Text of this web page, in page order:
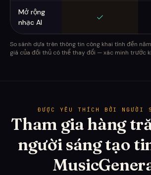
Mở rộng
nhạc AI
So sánh dựa trên thông tin công khai tính đến
giá của đối thủ có thể thay đổi — xác minh trước
ĐƯỢC YÊU THÍCH BỞI NGƯỜI
Tham gia hàng
người sáng tạo